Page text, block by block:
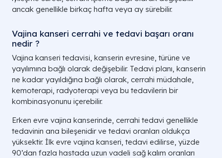
ancak genellikle birkaç hafta veya ay sürebilir.
Vajina kanseri cerrahi ve tedavi başarı oranı
nedir ?
Vajina kanseri tedavisi, kanserin evresine, türüne ve
yayılımına bağlı olarak değişebilir. Tedavi planı, kanserin
ne kadar yayıldığına bağlı olarak, cerrahi müdahale,
kemoterapi, radyoterapi veya bu tedavilerin bir
kombinasyonunu içerebilir.
Erken evre vajina kanserinde, cerrahi tedavi genellikle
tedavinin ana bileşenidir ve tedavi oranları oldukça
yüksektir. İlk evre vajina kanseri, tedavi edilirse, yüzde
90’dan fazla hastada uzun vadeli sağ kalım oranları